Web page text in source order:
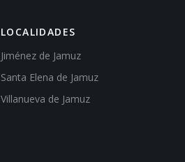
LOCALIDADES
Jiménez de Jamuz
Santa Elena de Jamuz
Villanueva de Jamuz